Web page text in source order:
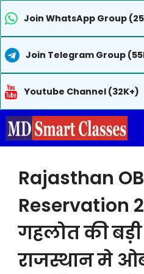
Join WhatsApp Group
Join Telegram Group
Youtube Channel (32K+)
Skip
to
Rajasthan
Reservation
गहलोत की बड़ी
राजस्थान मे